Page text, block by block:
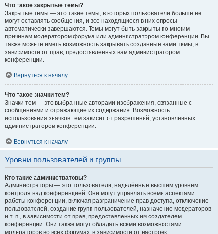
Что такое закрытые темы?
Закрытые темы — это такие темы, в которых пользователи больше не
могут оставлять сообщения, и все находящиеся в них опросы
автоматически завершаются. Темы могут быть закрыты по многим
причинам модератором форума или администратором конференции. Вы
также можете иметь возможность закрывать созданные вами темы, в
зависимости от прав, предоставленных вам администратором
конференции.
Вернуться к началу
Что такое значки тем?
Значки тем — это выбранные авторами изображения, связанные с
сообщениями и отражающие их содержание. Возможность
использования значков тем зависит от разрешений, установленных
администратором конференции.
Вернуться к началу
Уровни пользователей и группы
Кто такие администраторы?
Администраторы — это пользователи, наделённые высшим уровнем
контроля над конференцией. Они могут управлять всеми аспектами
работы конференции, включая разграничение прав доступа, отключение
пользователей, создание групп пользователей, назначение модераторов
и т. п., в зависимости от прав, предоставленных им создателем
конференции. Они также могут обладать всеми возможностями
модераторов во всех форумах, в зависимости от настроек,